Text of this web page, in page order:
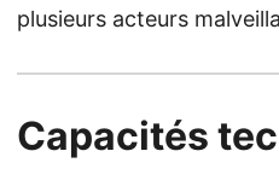
plusieurs acteurs
Capacités